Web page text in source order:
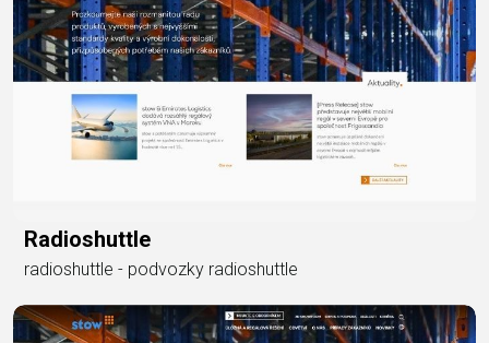
Radioshuttle
radioshuttle - podvozky radioshuttle